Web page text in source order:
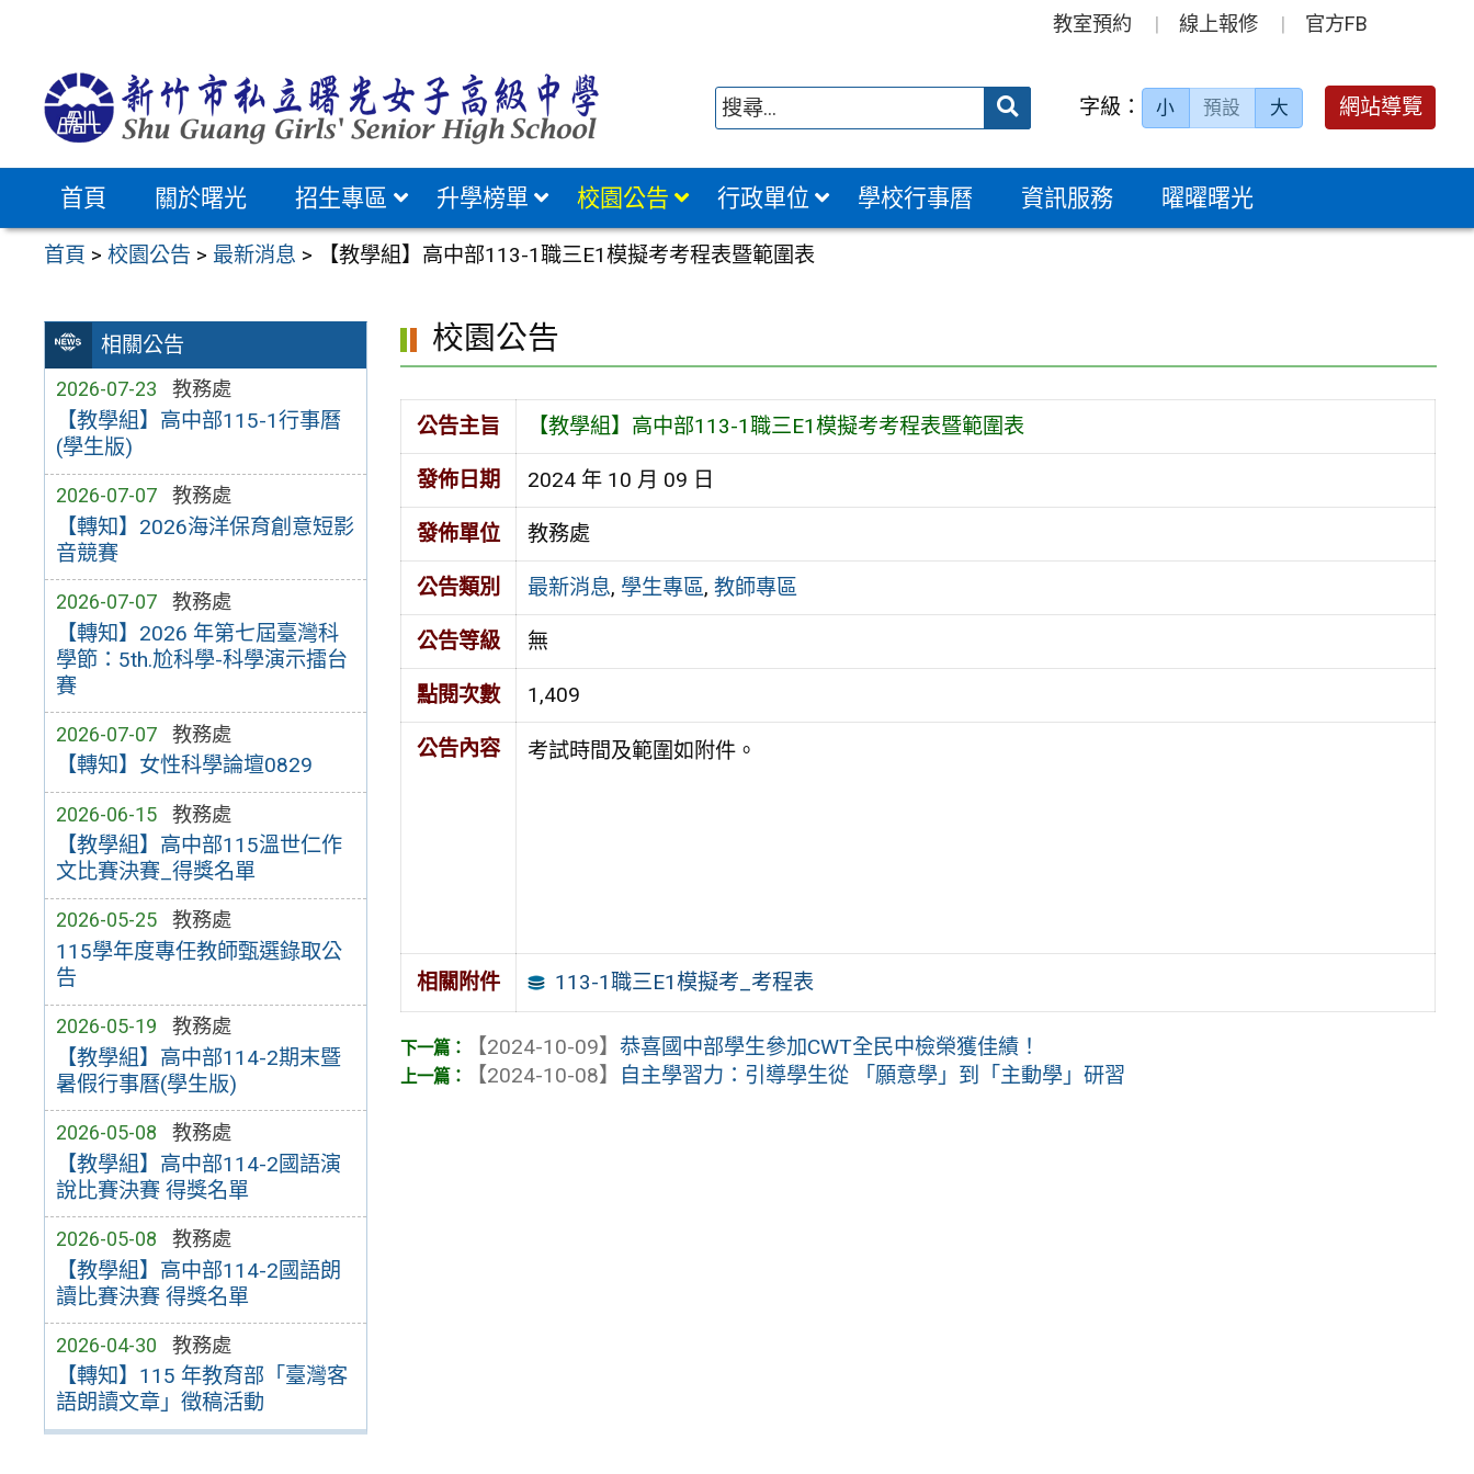
教室預約 線上報修 官方FB
送出 字級： 小 預設 大 網站導覽
首頁 關於曙光 招生專區 升學榜單 校園公告 行政單位 學校行事曆 資訊服務 曜曜曙光
首頁 >校園公告 > 最新消息 > 【教學組】高中部113-1職三E1模擬考考程表暨範圍表
相關公告
2026-07-23 教務處
【教學組】高中部115-1行事曆
(學生版)
2026-07-07 教務處
【轉知】2026海洋保育創意短影
音競賽
2026-07-07 教務處
【轉知】2026 年第七屆臺灣科
學節：5th.尬科學-科學演示擂台
賽
2026-07-07 教務處
【轉知】女性科學論壇0829
2026-06-15 教務處
【教學組】高中部115溫世仁作
文比賽決賽_得獎名單
2026-05-25 教務處
115學年度專任教師甄選錄取公
告
2026-05-19 教務處
【教學組】高中部114-2期末暨
暑假行事曆(學生版)
2026-05-08 教務處
【教學組】高中部114-2國語演
說比賽決賽 得獎名單
2026-05-08 教務處
【教學組】高中部114-2國語朗
讀比賽決賽 得獎名單
2026-04-30 教務處
【轉知】115 年教育部「臺灣客
語朗讀文章」徵稿活動
校園公告
公告主旨 【教學組】高中部113-1職三E1模擬考考程表暨範圍表
發佈日期 2024 年 10 月 09 日
發佈單位 教務處
公告類別 最新消息, 學生專區, 教師專區
公告等級 無
點閱次數 1,409
公告內容 考試時間及範圍如附件。
相關附件 113-1職三E1模擬考_考程表
【2024-10-09】恭喜國中部學生參加CWT全民中檢榮獲佳績！
【2024-10-08】
自主學習力：引導學生從 「願意學」到「主動學」研習